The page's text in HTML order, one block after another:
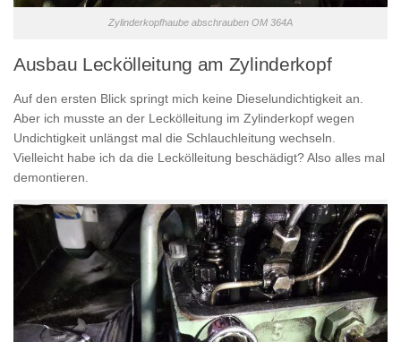
Zylinderkopfhaube abschrauben OM 364A
Ausbau Leckölleitung am Zylinderkopf
Auf den ersten Blick springt mich keine Dieselundichtigkeit an.
Aber ich musste an der Leckölleitung im Zylinderkopf wegen
Undichtigkeit unlängst mal die Schlauchleitung wechseln.
Vielleicht habe ich da die Leckölleitung beschädigt? Also alles mal
demontieren.